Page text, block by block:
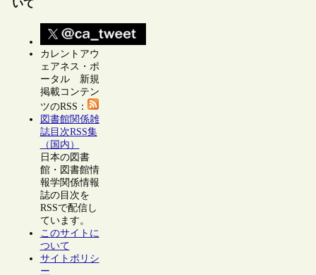
いて
カレントアウ
ェアネス・ポ
ータル 新規
掲載コンテン
ツのRSS：
図書館関係雑
誌目次RSS集
（国内）
日本の図書
館・図書館情
報学関係情報
誌の目次を
RSSで配信し
ています。
このサイトに
ついて
サイトポリシ
ー